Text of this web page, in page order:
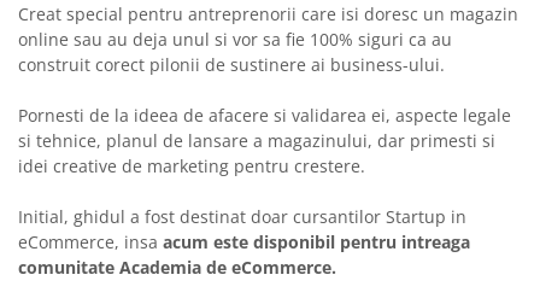
Creat special pentru antreprenorii care isi doresc un magazin
online sau au deja unul si vor sa fie 100% siguri ca au
construit corect pilonii de sustinere ai business-ului.
Pornesti de la ideea de afacere si validarea ei, aspecte legale
si tehnice, planul de lansare a magazinului, dar primesti si
idei creative de marketing pentru crestere.
Initial, ghidul a fost destinat doar cursantilor Startup in
eCommerce, insa acum este disponibil pentru intreaga
comunitate Academia de eCommerce.